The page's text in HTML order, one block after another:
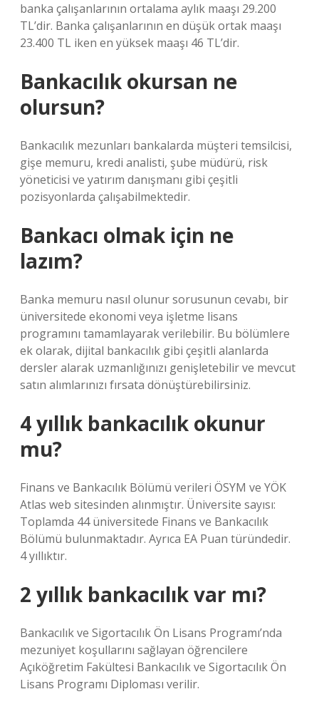
banka çalışanlarının ortalama aylık maaşı 29.200
TL’dir. Banka çalışanlarının en düşük ortak maaşı
23.400 TL iken en yüksek maaşı 46 TL’dir.
Bankacılık okursan ne
olursun?
Bankacılık mezunları bankalarda müşteri temsilcisi,
gişe memuru, kredi analisti, şube müdürü, risk
yöneticisi ve yatırım danışmanı gibi çeşitli
pozisyonlarda çalışabilmektedir.
Bankacı olmak için ne
lazım?
Banka memuru nasıl olunur sorusunun cevabı, bir
üniversitede ekonomi veya işletme lisans
programını tamamlayarak verilebilir. Bu bölümlere
ek olarak, dijital bankacılık gibi çeşitli alanlarda
dersler alarak uzmanlığınızı genişletebilir ve mevcut
satın alımlarınızı fırsata dönüştürebilirsiniz.
4 yıllık bankacılık okunur
mu?
Finans ve Bankacılık Bölümü verileri ÖSYM ve YÖK
Atlas web sitesinden alınmıştır. Üniversite sayısı:
Toplamda 44 üniversitede Finans ve Bankacılık
Bölümü bulunmaktadır. Ayrıca EA Puan türündedir.
4 yıllıktır.
2 yıllık bankacılık var mı?
Bankacılık ve Sigortacılık Ön Lisans Programı’nda
mezuniyet koşullarını sağlayan öğrencilere
Açıköğretim Fakültesi Bankacılık ve Sigortacılık Ön
Lisans Programı Diploması verilir.